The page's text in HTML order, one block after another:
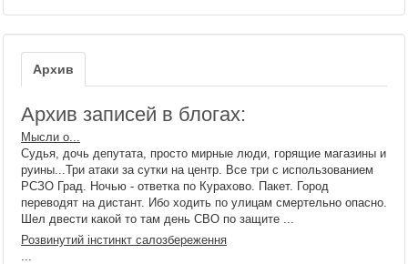
Архив
Архив записей в блогах:
Мысли о...
Судья, дочь депутата, просто мирные люди, горящие магазины и
руины...Три атаки за сутки на центр. Все три с использованием
РСЗО Град. Ночью - ответка по Курахово. Пакет. Город
переводят на дистант. Ибо ходить по улицам смертельно опасно.
Шел двести какой то там день СВО по защите ...
Розвинутий інстинкт салозбереження
...